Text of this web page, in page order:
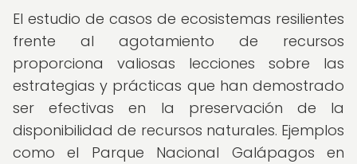
El estudio de casos de ecosistemas resilientes
frente al agotamiento de recursos
proporciona valiosas lecciones sobre las
estrategias y prácticas que han demostrado
ser efectivas en la preservación de la
disponibilidad de recursos naturales. Ejemplos
como el Parque Nacional Galápagos en